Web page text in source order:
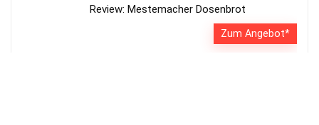
Review: Mestemacher Dosenbrot
Zum Angebot*